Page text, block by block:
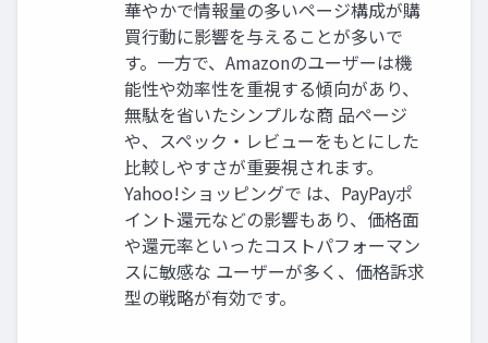
華やかで情報量の多いページ構成が購
買行動に影響を与えることが多いで
す。一方で、Amazonのユーザーは機
能性や効率性を重視する傾向があり、
無駄を省いたシンプルな商 品ページ
や、スペック・レビューをもとにした
比較しやすさが重要視されます。
Yahoo!ショッピングで は、PayPayポ
イント還元などの影響もあり、価格面
や還元率といったコストパフォーマン
スに敏感な ユーザーが多く、価格訴求
型の戦略が有効です。